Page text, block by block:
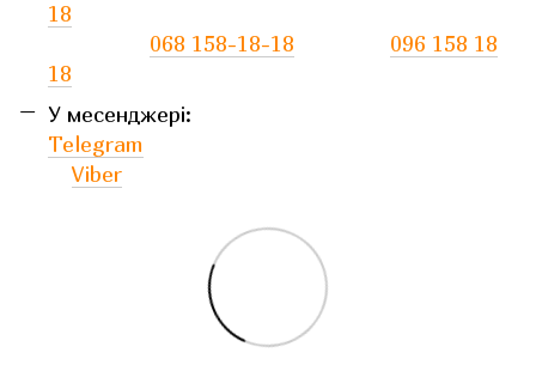
18
068 158-18-18
096 158 18
18
У месенджері:
Telegram
Viber